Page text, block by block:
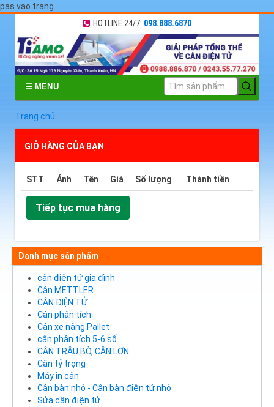
pas vao trang
HOTLINE 24/7: 098.888.6870
☰ MENU
Trang chủ
GIỎ HÀNG CỦA BẠN
STT Ảnh Tên Giá Số lượng Thành tiền
Danh mục sản phẩm
cân điện tử gia đình
Cân METTLER
CÂN ĐIỆN TỬ
Cân phân tích
Cân xe nâng Pallet
cân phân tích 5-6 số
CÂN TRÂU BÒ, CÂN LỢN
Cân tỷ trọng
Máy in cân
Cân bàn nhỏ - Cân bàn điện tử nhỏ
Sửa cân điện tử